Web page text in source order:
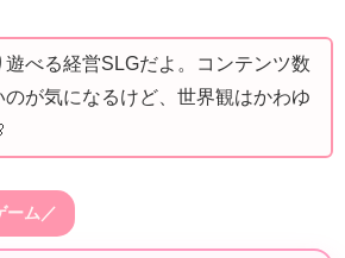
遊べる経営SLGだよ。コンテンツ数
のが気になるけど、世界観はかわゆ
ーム／